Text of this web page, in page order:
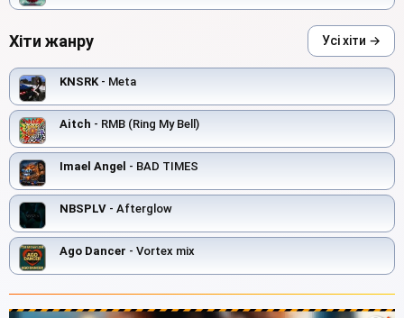
Хіти жанру Усі хіти →
KNSRK- Meta
Aitch - RMB (Ring My Bell)
Imael Angel - BAD TIMES
NBSPLV - Afterglow
Ago Dancer - Vortex mix